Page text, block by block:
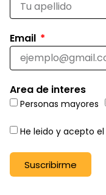
Email
Area de interes
Personas mayores
He leido y acepto el
Suscribirme